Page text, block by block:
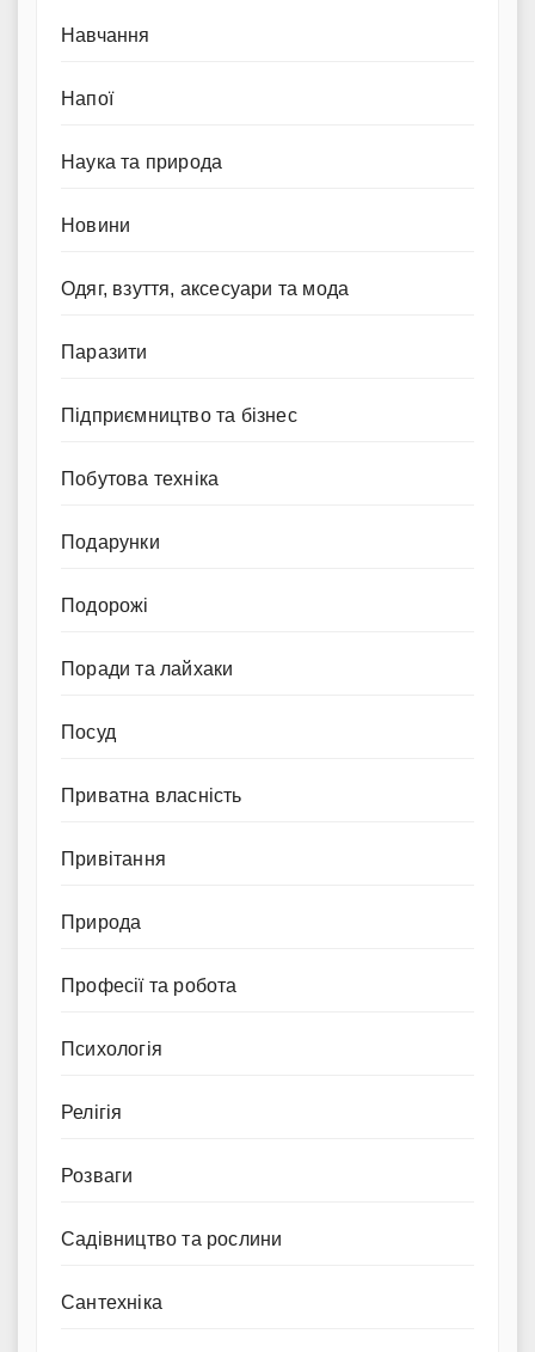
Навчання
Напої
Наука та природа
Новини
Одяг, взуття, аксесуари та мода
Паразити
Підприємництво та бізнес
Побутова техніка
Подарунки
Подорожі
Поради та лайхаки
Посуд
Приватна власність
Привітання
Природа
Професії та робота
Психологія
Релігія
Розваги
Садівництво та рослини
Сантехніка